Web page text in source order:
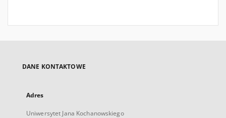
DANE KONTAKTOWE
Adres
Uniwersytet Jana Kochanowskiego